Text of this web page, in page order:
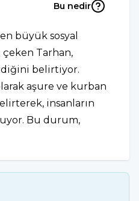
Bu nedir
büyük sosyal
Tarhan,
belirtiyor.
aşure ve kurban
insanların
Bu durum,